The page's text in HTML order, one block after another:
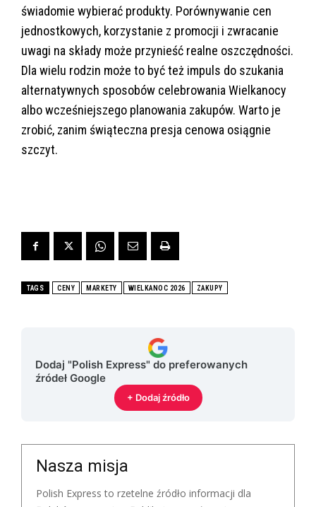
świadomie wybierać produkty. Porównywanie cen
jednostkowych, korzystanie z promocji i zwracanie
uwagi na składy może przynieść realne oszczędności.
Dla wielu rodzin może to być też impuls do szukania
alternatywnych sposobów celebrowania Wielkanocy
albo wcześniejszego planowania zakupów. Warto je
zrobić, zanim świąteczna presja cenowa osiągnie
szczyt.
TAGS CENY MARKETY WIELKANOC 2026 ZAKUPY
Dodaj "Polish Express" do preferowanych
źródeł Google
+ Dodaj źródło
Nasza misja
Polish Express to rzetelne źródło informacji dla